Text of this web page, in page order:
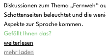
Diskussionen zum Thema „Fernweh“
Schattenseiten beleuchtet und die
Aspekte zur Sprache kommen.
Gefällt Ihnen das?
weiterlesen
mehr laden